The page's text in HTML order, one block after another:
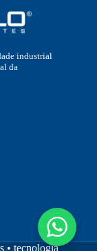
industrial
da
•tecnologia